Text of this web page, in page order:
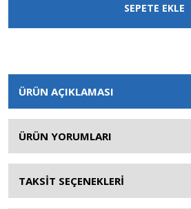
SEPETE EKLE
ÜRÜN AÇIKLAMASI
ÜRÜN YORUMLARI
TAKSİT SEÇENEKLERİ